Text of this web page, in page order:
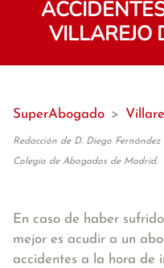
VILLAREJO
SuperAbogado >
Redacción de D. Diego
Colegio de Abogados de Madrid.
En caso de haber
mejor es acudir a un
accidentes a la hora de